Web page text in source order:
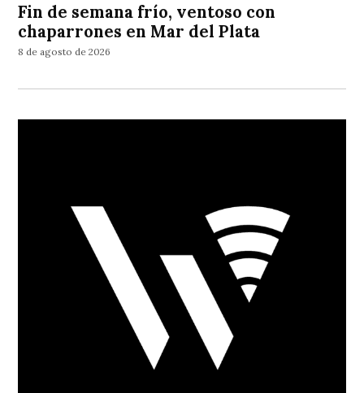
Fin de semana frío, ventoso con
chaparrones en Mar del Plata
8 de agosto de 2026